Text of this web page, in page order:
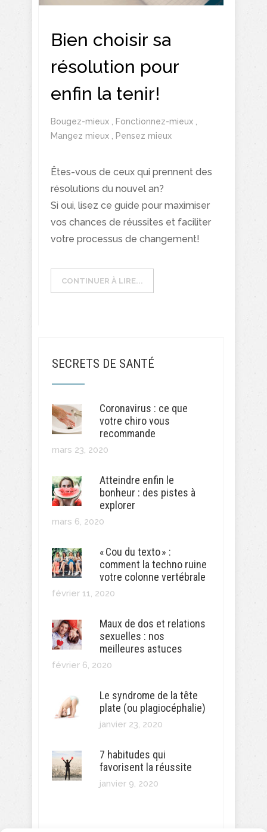
SECRETS DE SANTÉ
Coronavirus : ce que
votre chiro vous
recommande
mars 23, 2020
Atteindre enfin le
bonheur : des pistes à
explorer
mars 6, 2020
« Cou du texto » :
comment la techno ruine
votre colonne vertébrale
février 11, 2020
Maux de dos et relations
sexuelles : nos
meilleures astuces
février 6, 2020
Le syndrome de la tête
plate (ou plagiocéphalie)
janvier 23, 2020
7 habitudes qui
favorisent la réussite
janvier 9, 2020
Bien choisir sa
résolution pour
enfin la tenir!
Bougez-mieux , Fonctionnez-mieux ,
Mangez mieux , Pensez mieux
Êtes-vous de ceux qui prennent des
résolutions du nouvel an?
Si oui, lisez ce guide pour maximiser
vos chances de réussites et faciliter
votre processus de changement!
CONTINUER À LIRE...